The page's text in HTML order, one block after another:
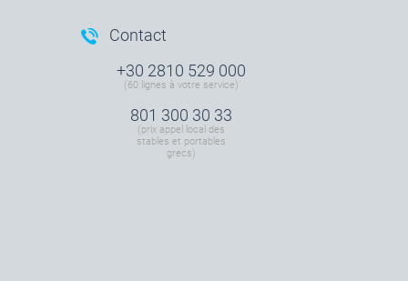
Contact
+30 2810 529 000
(60 lignes à votre service)
801 300 30 33
(prix appel local des
stables et portables
grecs)